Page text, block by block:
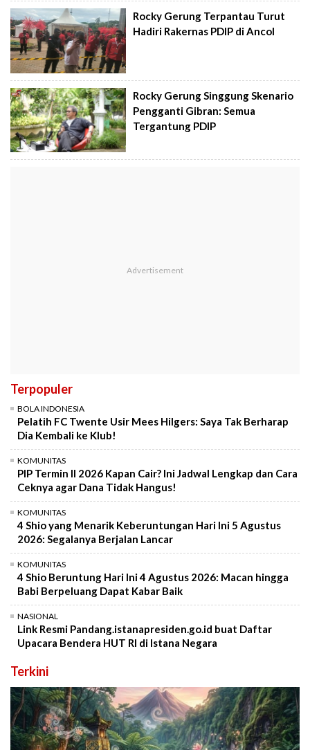
Rocky Gerung Terpantau Turut
Hadiri Rakernas PDIP di Ancol
Rocky Gerung Singgung Skenario
Pengganti Gibran: Semua
Tergantung PDIP
Terpopuler
BOLA INDONESIA
Pelatih FC Twente Usir Mees Hilgers: Saya Tak Berharap
Dia Kembali ke Klub!
KOMUNITAS
PIP Termin II 2026 Kapan Cair? Ini Jadwal Lengkap dan Cara
Ceknya agar Dana Tidak Hangus!
KOMUNITAS
4 Shio yang Menarik Keberuntungan Hari Ini 5 Agustus
2026: Segalanya Berjalan Lancar
KOMUNITAS
4 Shio Beruntung Hari Ini 4 Agustus 2026: Macan hingga
Babi Berpeluang Dapat Kabar Baik
NASIONAL
Link Resmi Pandang.istanapresiden.go.id buat Daftar
Upacara Bendera HUT RI di Istana Negara
Terkini